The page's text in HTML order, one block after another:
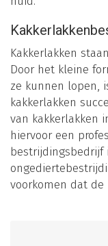
Kakkerlakken
Door het kleine
ze kunnen lopen,
kakkerlakken
van kakkerlakken
hiervoor een
bestrijdingsbedrijf
voorkomen dat de